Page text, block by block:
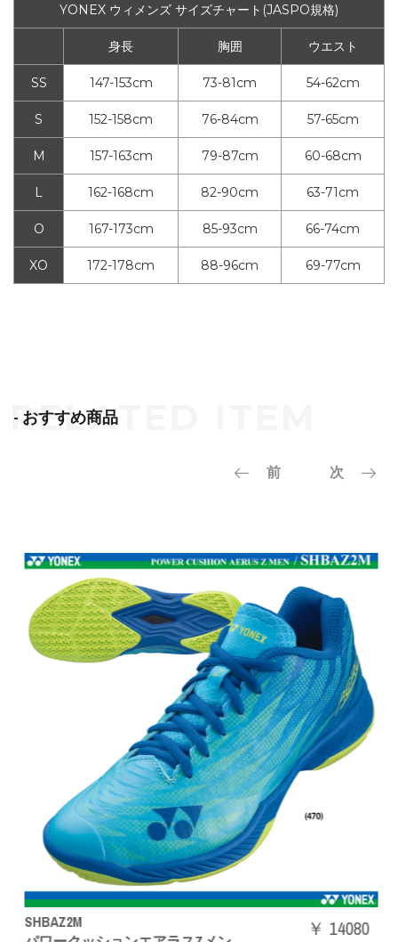
YONEX ウィメンズ サイズチャート(JASPO規格)
身長 胸囲 ウエスト
SS 147-153cm 73-81cm 54-62cm
S 152-158cm 76-84cm 57-65cm
M 157-163cm 79-87cm 60-68cm
L 162-168cm 82-90cm 63-71cm
O 167-173cm 85-93cm 66-74cm
XO 172-178cm 88-96cm 69-77cm
- おすすめ商品
前 次
SHBAZ2M
￥ 14080